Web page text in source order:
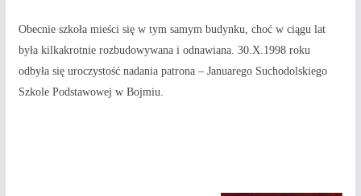
Obecnie szkoła mieści się w tym samym budynku, choć w ciągu lat
była kilkakrotnie rozbudowywana i odnawiana. 30.X.1998 roku
odbyła się uroczystość nadania patrona – Januarego Suchodolskiego
Szkole Podstawowej w Bojmiu.